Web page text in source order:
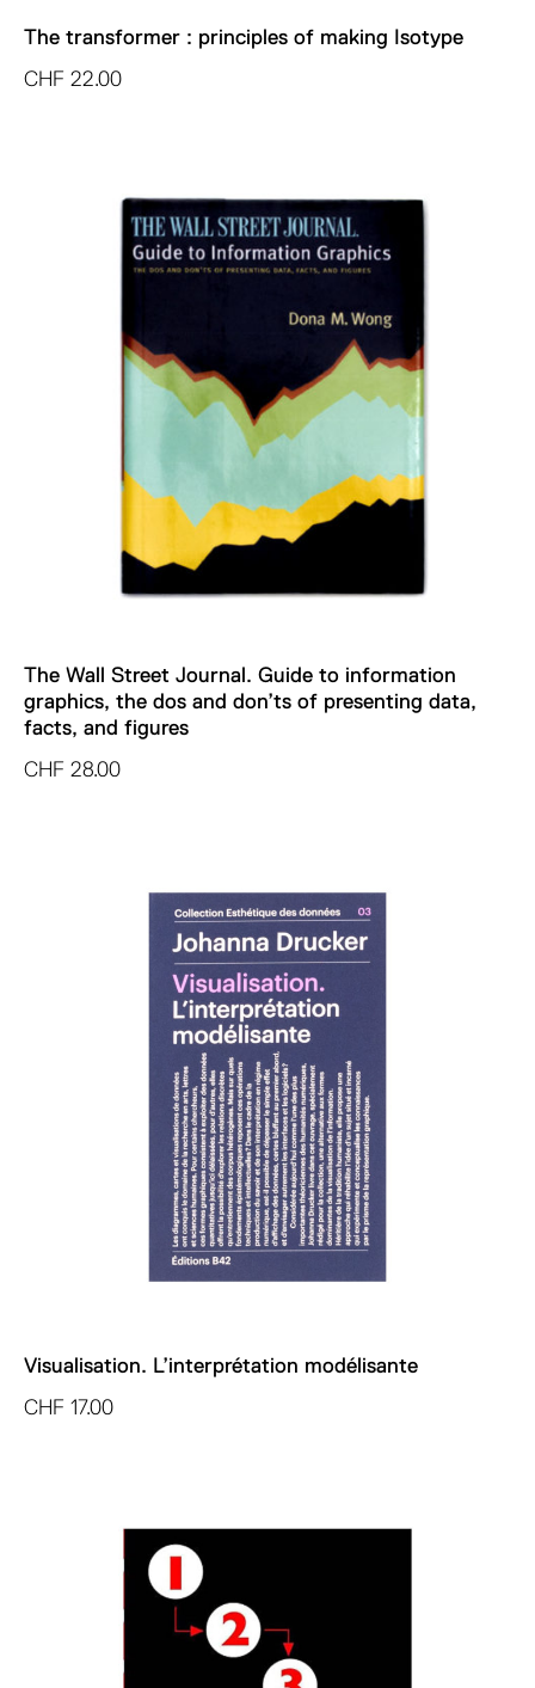
The transformer : principles of making Isotype
CHF 22.00
The Wall Street Journal. Guide to information
graphics, the dos and don’ts of presenting data,
facts, and figures
CHF 28.00
Visualisation. L’interprétation modélisante
CHF 17.00